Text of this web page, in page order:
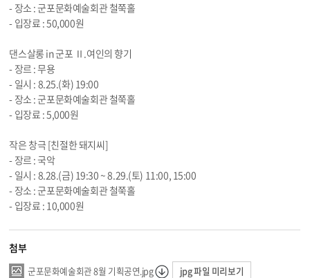
- 장소 : 군포문화예술회관 철쭉홀
- 입장료 : 50,000원
댄스살롱 in 군포 Ⅱ.여인의 향기
- 장르 : 무용
- 일시 : 8.25.(화) 19:00
- 장소 : 군포문화예술회관 철쭉홀
- 입장료 : 5,000원
작은 창극 [친절한 돼지씨]
- 장르 : 국악
- 일시 : 8.28.(금) 19:30 ~8.29.(토) 11:00, 15:00
- 장소 : 군포문화예술회관 철쭉홀
- 입장료 : 10,000원
첨부
군포문화예술회관 8월 기획공연.jpg jpg 파일 미리보기